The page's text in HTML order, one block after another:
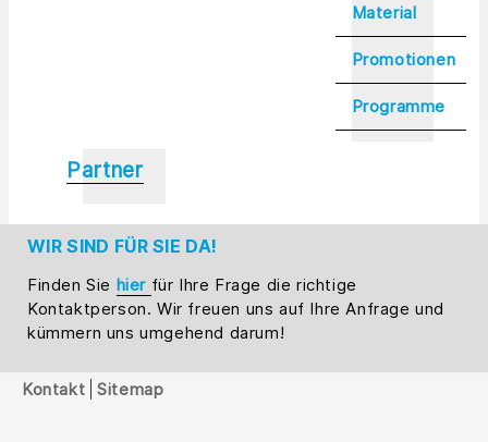
Material
Promotionen
Programme
Partner
WIR SIND FÜR SIE DA!
Finden Sie hier für Ihre Frage die richtige
Kontaktperson. Wir freuen uns auf Ihre Anfrage und
kümmern uns umgehend darum!
Kontakt Sitemap